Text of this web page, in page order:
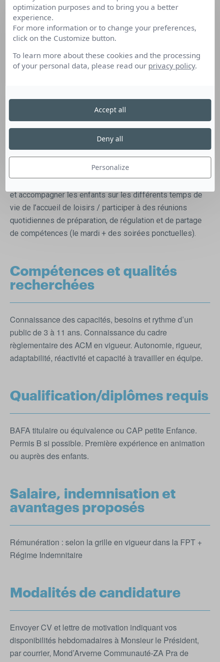
mercredis pendant la période scolaire ainsi que durant les
vacances.
Afin de compléter nos équipes sur l’ALSH de La Roche
Blanche, nous recherchons un animateur.
Il s’agit d’assurer l’encadrement et l’animation d’activité
participer à des temps de réunion et de préparation de
Missions Principales– mercredi (242h/an) : participer à
l’élaboration du projet pédagogique de la structure en lien
avec le projet éducatif, être garant de sa mise en œuvre et
de son évaluation / proposer et mettre en place des
et accompagner les enfants sur les différents temps de
vie de l’accueil de loisirs / participer à des réunions
quotidiennes de préparation, de régulation et de partage
de compétences (le mardi + des soirées ponctuelles).
Compétences et qualités
recherchées
Connaissance des capacités, besoins et rythme d’un
public de 3 à 11 ans. Connaissance du cadre
règlementaire des ACM en vigueur. Autonomie, rigueur,
adaptabilité, réactivité et capacité à travailler en équipe.
Qualification/diplômes requis
BAFA titulaire ou équivalence ou CAP petite Enfance.
Permis B si possible. Première expérience en animation
ou auprès des enfants.
Salaire, indemnisation et
avantages proposés
Rémunération : selon la grille en vigueur dans la FPT +
Régime Indemnitaire
Modalités de candidature
Envoyer CV et lettre de motivation indiquant vos
disponibilités hebdomadaires à Monsieur le Président,
par courrier, Mond’Arverne Communauté-ZA Pra de
optimization purposes and to bring you a better
experience.
For more information or to change your preferences,
click on the Customize button.
To learn more about these cookies and the processing
of your personal data, please read our privacy policy.
Personalize
Deny all
Accept all